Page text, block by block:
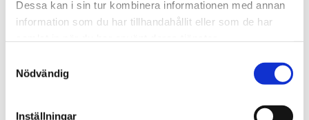
Dessa kan i sin tur kombinera informationen med annan
information som du har tillhandahållit eller som de har
Nödvändig
Inställningar
ACU-20
3 175 kr
Adapter S-5